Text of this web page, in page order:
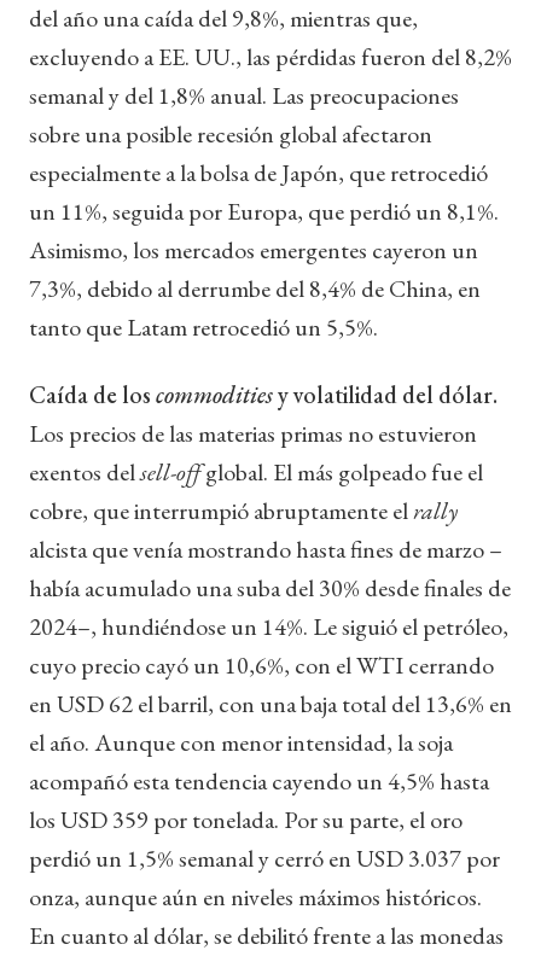
del año una caída del 9,8%, mientras que,
excluyendo a EE. UU., las pérdidas fueron del 8,2%
semanal y del 1,8% anual. Las preocupaciones
sobre una posible recesión global afectaron
especialmente a la bolsa de Japón, que retrocedió
un 11%, seguida por Europa, que perdió un 8,1%.
Asimismo, los mercados emergentes cayeron un
7,3%, debido al derrumbe del 8,4% de China, en
tanto que Latam retrocedió un 5,5%.
Caída de loscommoditiesy volatilidad del dólar.
Los precios de las materias primas no estuvieron
exentos delsell-offglobal. El más golpeado fue el
cobre, que interrumpió abruptamente elrally
alcista que venía mostrando hasta fines de marzo –
había acumulado una suba del 30% desde finales de
2024–, hundiéndose un 14%. Le siguió el petróleo,
cuyo precio cayó un 10,6%, con el WTI cerrando
en USD 62 el barril, con una baja total del 13,6% en
el año. Aunque con menor intensidad, la soja
acompañó esta tendencia cayendo un 4,5% hasta
los USD 359 por tonelada. Por su parte, el oro
perdió un 1,5% semanal y cerró en USD 3.037 por
onza, aunque aún en niveles máximos históricos.
En cuanto al dólar, se debilitó frente a las monedas